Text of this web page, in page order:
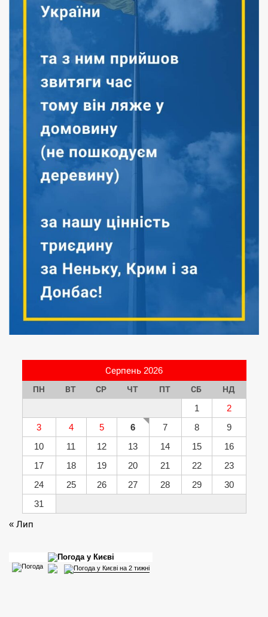
Серпень 2026
ПН ВТ СР ЧТ ПТ СБ НД
1
2
3
4 5 6 7 8
9
10
11 12 13 14 15
16
17
18 19 20 21 22
23
24
25 26 27 28 29
30
31
« Лип